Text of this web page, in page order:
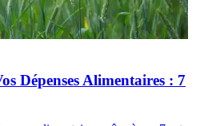
Dépenses Alimentaires : 7